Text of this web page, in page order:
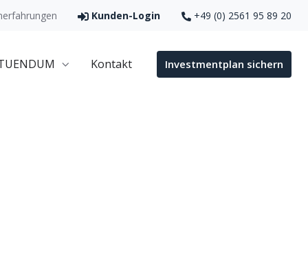
Kunden-Login +49 (0) 2561 95 89 20
Kontakt Investmentplan sichern